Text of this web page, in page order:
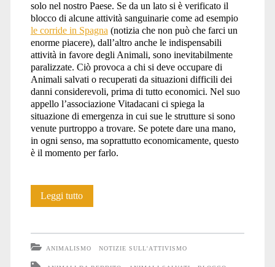
solo nel nostro Paese. Se da un lato si è verificato il
blocco di alcune attività sanguinarie come ad esempio
le corride in Spagna(notizia che non può che farci un
enorme piacere), dall’altro anche le indispensabili
attività in favore degli Animali, sono inevitabilmente
paralizzate. Ciò provoca a chi si deve occupare di
Animali salvati o recuperati da situazioni difficili dei
danni considerevoli, prima di tutto economici. Nel suo
appello l’associazione Vitadacani ci spiega la
situazione di emergenza in cui sue le strutture si sono
venute purtroppo a trovare. Se potete dare una mano,
in ogni senso, ma soprattutto economicamente, questo
è il momento per farlo.
Leggi tuttoVitadacani
ANIMALISMO NOTIZIE SULL'ATTIVISMO